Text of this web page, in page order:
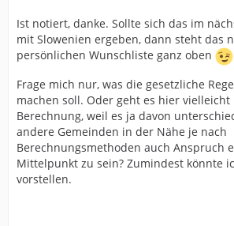
Ist notiert, danke. Sollte sich das im
mit Slowenien ergeben, dann steht das
persönlichen Wunschliste ganz oben
Frage mich nur, was die gesetzliche
machen soll. Oder geht es hier
Berechnung, weil es ja davon
andere Gemeinden in der Nähe je nach
Berechnungsmethoden auch Anspruch
Mittelpunkt zu sein? Zumindest könnte
vorstellen.